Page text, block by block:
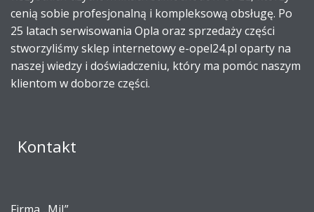
cenią sobie profesjonalną i kompleksową obsługę. Po
25 latach serwisowania Opla oraz sprzedaży części
stworzyliśmy sklep internetowy e-opel24.pl oparty na
naszej wiedzy i doświadczeniu, który ma pomóc naszym
klientom w doborze części.
Kontakt